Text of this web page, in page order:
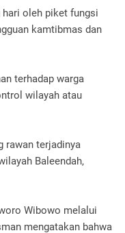
oleh piket fungsi
kamtibmas dan
terhadap warga
wilayah atau
rawan terjadinya
Baleendah,
Wibowo melalui
mengatakan bahwa